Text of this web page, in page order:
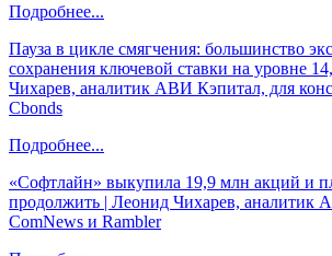
Подробнее...
Пауза в цикле смягчения: большинство
сохранения ключевой ставки на уровне
Чихарев, аналитик АВИ Кэпитал, для
Cbonds
Подробнее...
«Софтлайн» выкупила 19,9 млн акций и
продолжить | Леонид Чихарев, аналитик
ComNews и Rambler